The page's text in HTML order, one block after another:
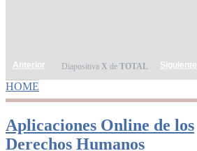
Diapositiva X de TOTAL
Anterior Siguiente
YOU ARE HERE
HOME
Aplicaciones Online de los
Derechos Humanos